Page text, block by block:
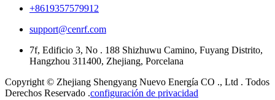
+8619357579912
support@cenrf.com
7f, Edificio 3, No . 188 Shizhuwu Camino, Fuyang Distrito,
Hangzhou 311400, Zhejiang, Porcelana
Copyright © Zhejiang Shengyang Nuevo Energía CO ., Ltd . Todos
Derechos Reservado .configuración de privacidad